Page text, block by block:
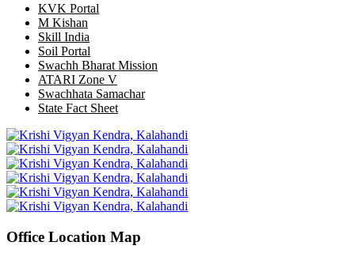
KVK Portal
M Kishan
Skill India
Soil Portal
Swachh Bharat Mission
ATARI Zone V
Swachhata Samachar
State Fact Sheet
Office Location Map